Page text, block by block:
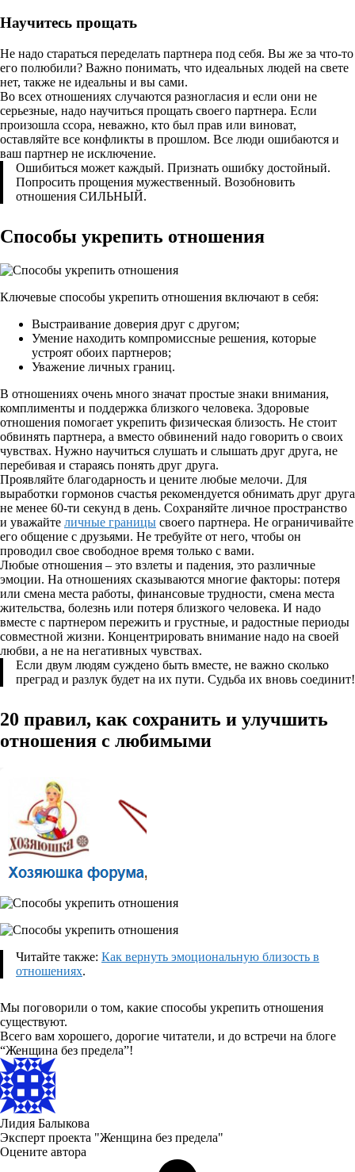
Научитесь прощать
Не надо стараться переделать партнера под себя. Вы же за что-то
его полюбили? Важно понимать, что идеальных людей на свете
нет, также не идеальны и вы сами.
Во всех отношениях случаются разногласия и если они не
серьезные, надо научиться прощать своего партнера. Если
произошла ссора, неважно, кто был прав или виноват,
оставляйте все конфликты в прошлом. Все люди ошибаются и
ваш партнер не исключение.
Ошибиться может каждый. Признать ошибку достойный.
Попросить прощения мужественный. Возобновить
отношения СИЛЬНЫЙ.
Способы укрепить отношения
Ключевые способы укрепить отношения включают в себя:
Выстраивание доверия друг с другом;
Умение находить компромиссные решения, которые
устроят обоих партнеров;
Уважение личных границ.
В отношениях очень много значат простые знаки внимания,
комплименты и поддержка близкого человека. Здоровые
отношения помогает укрепить физическая близость. Не стоит
обвинять партнера, а вместо обвинений надо говорить о своих
чувствах. Нужно научиться слушать и слышать друг друга, не
перебивая и стараясь понять друг друга.
Проявляйте благодарность и цените любые мелочи. Для
выработки гормонов счастья рекомендуется обнимать друг друга
не менее 60-ти секунд в день. Сохраняйте личное пространство
и уважайте личные границы своего партнера. Не ограничивайте
его общение с друзьями. Не требуйте от него, чтобы он
проводил свое свободное время только с вами.
Любые отношения – это взлеты и падения, это различные
эмоции. На отношениях сказываются многие факторы: потеря
или смена места работы, финансовые трудности, смена места
жительства, болезнь или потеря близкого человека. И надо
вместе с партнером пережить и грустные, и радостные периоды
совместной жизни. Концентрировать внимание надо на своей
любви, а не на негативных чувствах.
Если двум людям суждено быть вместе, не важно сколько
преград и разлук будет на их пути. Судьба их вновь соединит!
20 правил, как сохранить и улучшить
отношения с любимыми
Читайте также: Как вернуть эмоциональную близость в
отношениях.
Мы поговорили о том, какие способы укрепить отношения
существуют.
Всего вам хорошего, дорогие читатели, и до встречи на блоге
“Женщина без предела”!
Лидия Балыкова
Эксперт проекта "Женщина без предела"
Оцените автора